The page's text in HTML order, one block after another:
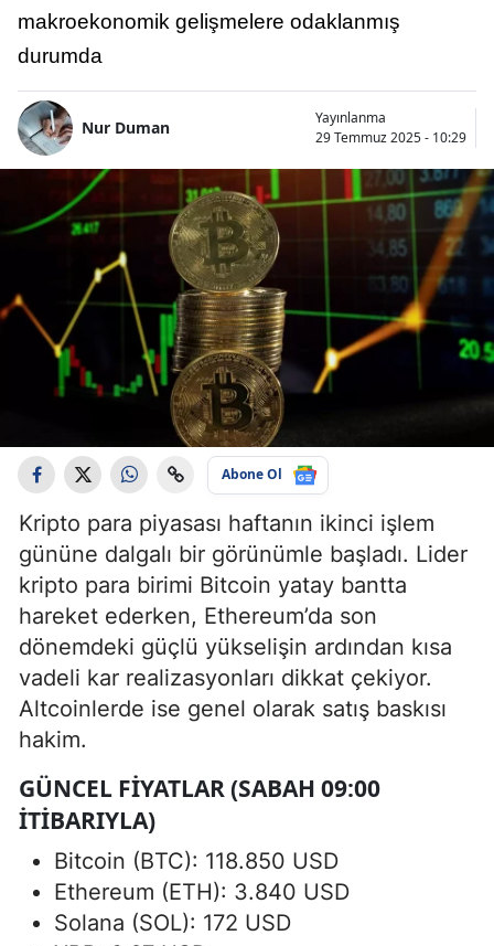
makroekonomik gelişmelere odaklanmış
durumda
Nur Duman
Yayınlanma
29 Temmuz 2025 - 10:29
Abone Ol
Kripto para piyasası haftanın ikinci işlem
gününe dalgalı bir görünümle başladı. Lider
kripto para birimi Bitcoin yatay bantta
hareket ederken, Ethereum’da son
dönemdeki güçlü yükselişin ardından kısa
vadeli kar realizasyonları dikkat çekiyor.
Altcoinlerde ise genel olarak satış baskısı
hakim.
GÜNCEL FIYATLAR (SABAH 09:00
ITIBARIYLA)
Bitcoin (BTC): 118.850 USD
Ethereum (ETH): 3.840 USD
Solana (SOL): 172 USD